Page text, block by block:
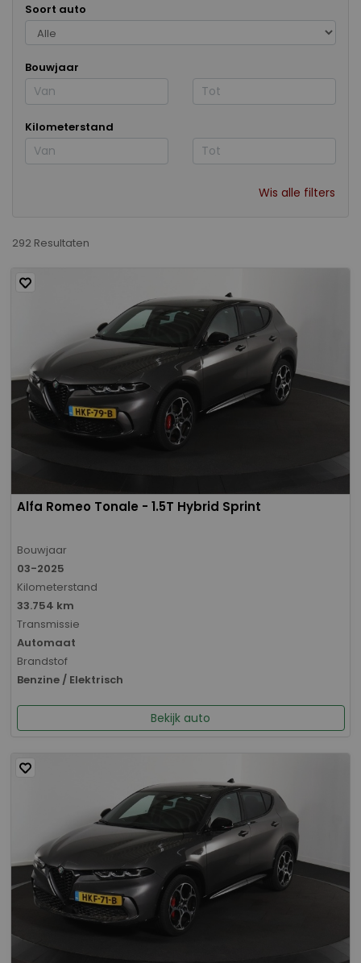
Soort auto
Bouwjaar
Kilometerstand
Wis alle filters
292 Resultaten
Alfa Romeo Tonale - 1.5T Hybrid Sprint
Bouwjaar
03-2025
Kilometerstand
33.754 km
Transmissie
Automaat
Brandstof
Benzine / Elektrisch
Bekijk auto